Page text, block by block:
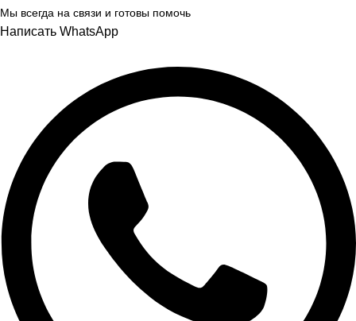
Мы всегда на связи и готовы помочь
Написать WhatsApp